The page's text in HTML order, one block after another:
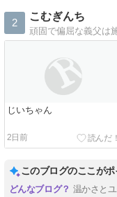
2
こむぎんち
じいちゃん
2日前
このブログのここがポ
温かさと